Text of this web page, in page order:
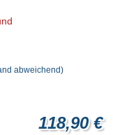
abweichend)
118,90 €